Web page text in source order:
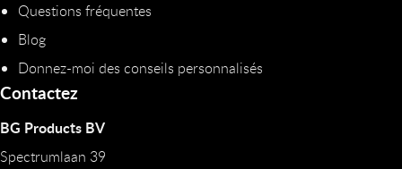
Questions fréquentes
Blog
Donnez-moi des conseils personnalisés
Contactez
BG Products BV
Spectrumlaan 39